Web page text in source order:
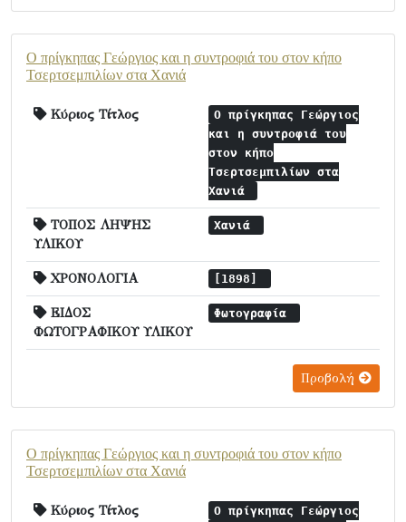
Ο πρίγκηπας Γεώργιος και η συντροφιά του στον κήπο
Τσερτσεμπιλίων στα Χανιά
Κύριος Τίτλος
Ο πρίγκηπας Γεώργιος
και η συντροφιά του
στον κήπο
Τσερτσεμπιλίων στα
Χανιά
ΤΟΠΟΣ ΛΗΨΗΣ
ΥΛΙΚΟΥ
Χανιά
ΧΡΟΝΟΛΟΓΙΑ [1898]
ΕΙΔΟΣ
ΦΩΤΟΓΡΑΦΙΚΟΥ ΥΛΙΚΟΥ
Φωτογραφία
Προβολή
Ο πρίγκηπας Γεώργιος και η συντροφιά του στον κήπο
Τσερτσεμπιλίων στα Χανιά
Κύριος Τίτλος
Ο πρίγκηπας Γεώργιος